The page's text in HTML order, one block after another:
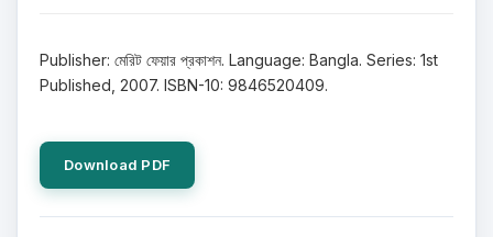
Publisher: মেরিট ফেয়ার প্রকাশন. Language: Bangla. Series: 1st
Published, 2007. ISBN-10: 9846520409.
Download PDF